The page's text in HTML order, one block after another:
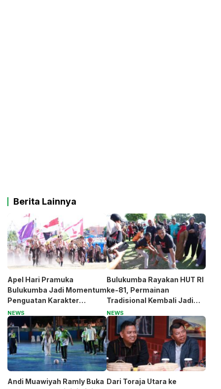
Berita Lainnya
Apel Hari Pramuka
Bulukumba Jadi Momentum
Penguatan Karakter
Generasi Muda
NEWS
Bulukumba Rayakan HUT RI
ke-81, Permainan
Tradisional Kembali Jadi
Magnet
NEWS
Andi Muawiyah Ramly Buka Dari Toraja Utara ke